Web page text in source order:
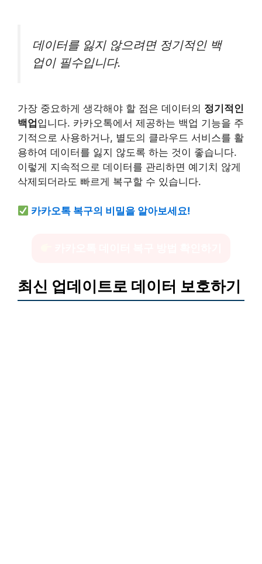
데이터를 잃지 않으려면 정기적인 백
업이 필수입니다.
가장 중요하게 생각해야 할 점은 데이터의 정기적인
백업입니다. 카카오톡에서 제공하는 백업 기능을 주
기적으로 사용하거나, 별도의 클라우드 서비스를 활
용하여 데이터를 잃지 않도록 하는 것이 좋습니다.
이렇게 지속적으로 데이터를 관리하면 예기치 않게
삭제되더라도 빠르게 복구할 수 있습니다.
카카오톡 복구의 비밀을 알아보세요!
최신 업데이트로 데이터 보호하기